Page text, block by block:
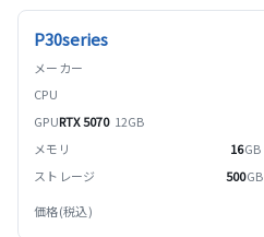
P30series
RTX 5070 12GB
16GB
500GB